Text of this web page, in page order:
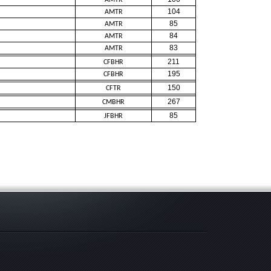
AMTR 104
AMTR 85
AMTR 84
AMTR 83
CFBHR 211
CFBHR 195
CFTR 150
CMBHR 267
JFBHR 85